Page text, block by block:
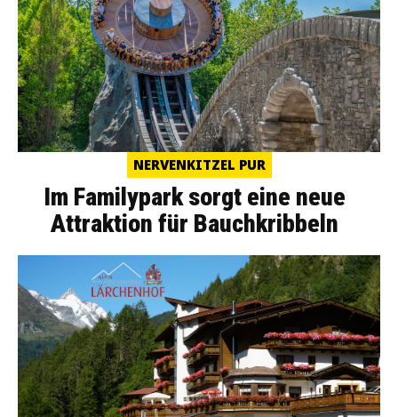
NERVENKITZEL PUR
Im Familypark sorgt eine neue
Attraktion für Bauchkribbeln